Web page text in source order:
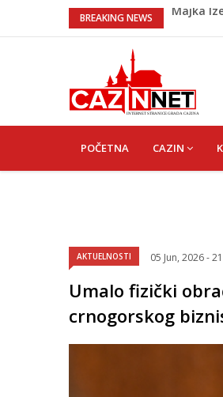
BREAKING NEWS
Prvi put
Zeljković
Majka
na
NAVIGATION
POČETNA CAZIN
AKTUELNOSTI 05 Jun, 2026 -
Umalo fizički
crnogorskog